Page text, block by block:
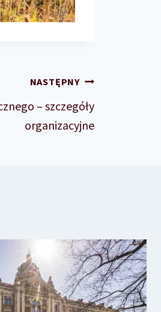
NASTĘPNY
– szczegóły
organizacyjne